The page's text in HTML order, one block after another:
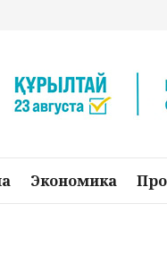
Экономика